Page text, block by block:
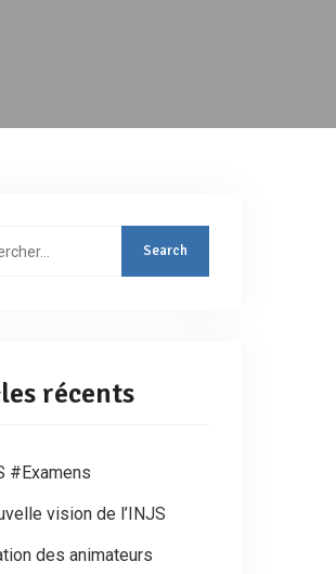
récents
#Examens
vision de l’INJS
des animateurs